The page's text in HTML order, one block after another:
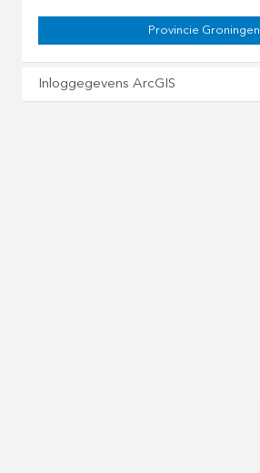
Provincie Groningen
Inloggegevens ArcGIS